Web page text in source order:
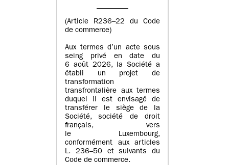
(Article R236–22 du Code
de commerce)
Aux termes d’un acte sous
seing privé en date du
6 août 2026, la Société a
établi un projet de
transformation
transfrontalière aux termes
duquel il est envisagé de
transférer le siège de la
Société, société de droit
français, vers
le Luxembourg,
conformément aux articles
L. 236–50 et suivants du
Code de commerce.